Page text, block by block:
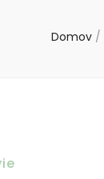
Domov /